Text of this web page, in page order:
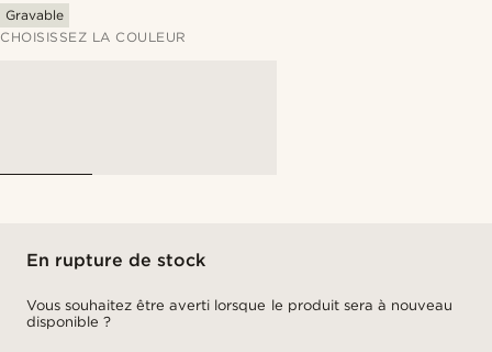
Gravable
CHOISISSEZ LA COULEUR
En rupture de stock
Vous souhaitez être averti lorsque le produit sera à nouveau
disponible ?